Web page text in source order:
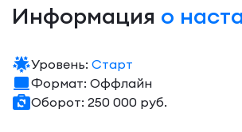
Информация о
Уровень: Старт
Формат: Оффлайн
Оборот: 250 000 руб.